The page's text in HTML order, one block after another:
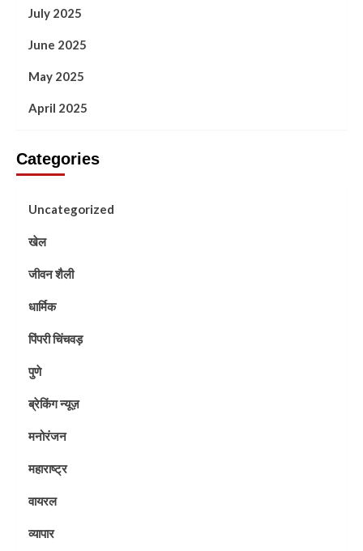
July 2025
June 2025
May 2025
April 2025
Categories
Uncategorized
खेल
जीवन शैली
धार्मिक
पिंपरी चिंचवड़
पुणे
ब्रेकिंग न्यूज़
मनोरंजन
महाराष्ट्र
वायरल
व्यापार